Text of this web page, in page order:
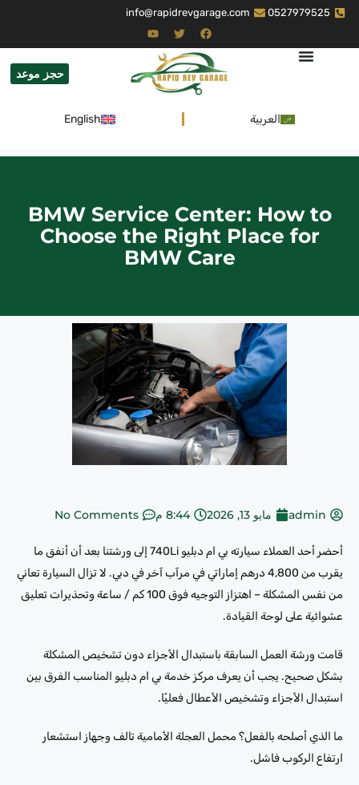
0527979525
info@rapidrevgarage.com
حجز موعد
العربية English
BMW Service Center: How to
Choose the Right Place for
BMW Care
admin مايو 13, 2026 8:44 م No Comments
أحضر أحد العملاء سيارته بي ام دبليو 740Li إلى ورشتنا بعد أن أنفق ما
يقرب من 4,800 درهم إماراتي في مرآب آخر في دبي. لا تزال السيارة تعاني
من نفس المشكلة – اهتزاز التوجيه فوق 100 كم / ساعة وتحذيرات تعليق
عشوائية على لوحة القيادة.
قامت ورشة العمل السابقة باستبدال الأجزاء دون تشخيص المشكلة
بشكل صحيح. يجب أن يعرف مركز خدمة بي ام دبليو المناسب الفرق بين
استبدال الأجزاء وتشخيص الأعطال فعليًا.
ما الذي أصلحه بالفعل؟ محمل العجلة الأمامية تالف وجهاز استشعار
ارتفاع الركوب فاشل.